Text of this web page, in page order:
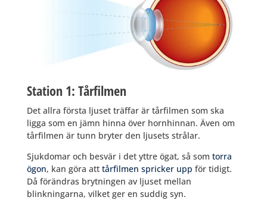
Station 1: Tårfilmen
Det allra första ljuset träffar är tårfilmen som ska
ligga som en jämn hinna över hornhinnan. Även om
tårfilmen är tunn bryter den ljusets strålar.
Sjukdomar och besvär i det yttre ögat, så som torra
ögon, kan göra att tårfilmen spricker upp för tidigt.
Då förändras brytningen av ljuset mellan
blinkningarna, vilket ger en suddig syn.